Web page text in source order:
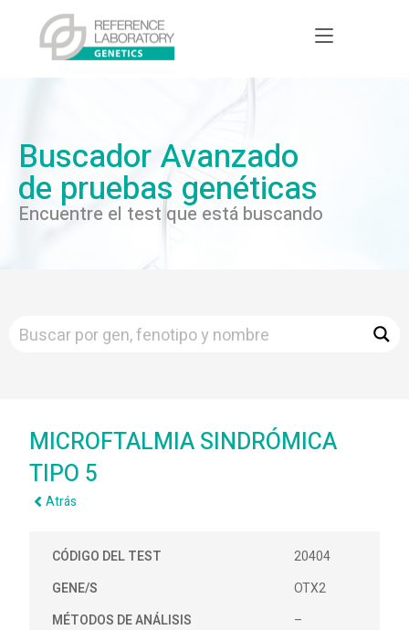
Buscador Avanzado
de pruebas genéticas
Encuentre el test que está buscando
MICROFTALMIA SINDRÓMICA
TIPO 5
Atrás
CÓDIGO DEL TEST
20404
GENE/S
OTX2
MÉTODOS DE ANÁLISIS
–